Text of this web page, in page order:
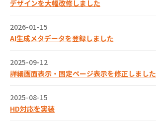
デザインを大幅改修しました
2026-01-15
AI生成メタデータを登録しました
2025-09-12
詳細画面表示・固定ページ表示を修正しました
2025-08-15
HD対応を実装